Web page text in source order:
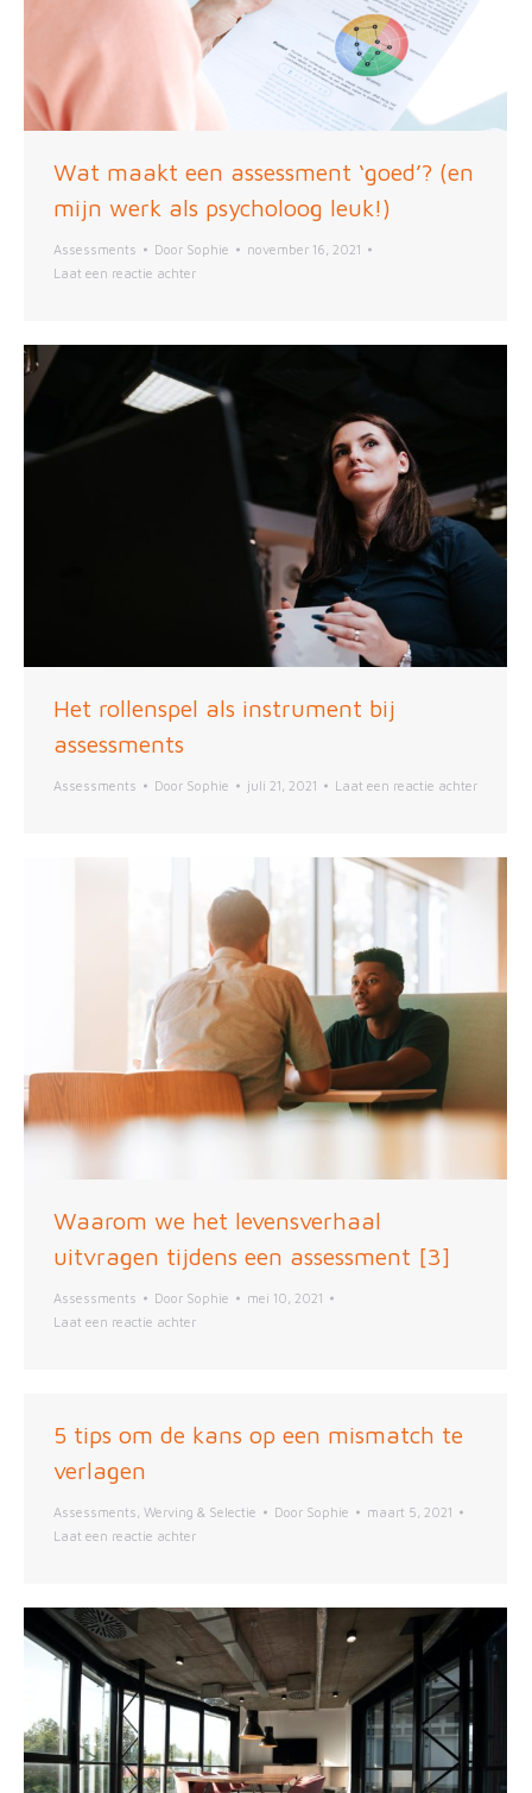
Wat maakt een assessment ‘goed’? (en
mijn werk als psycholoog leuk!)
Assessments Door Sophie
november 16, 2021
Laat een reactie achter
Het rollenspel als instrument bij
assessments
Assessments Door Sophie juli 21, 2021 Laat een reactie achter
Waarom we het levensverhaal
uitvragen tijdens een assessment [3]
Assessments Door Sophie
mei 10, 2021
Laat een reactie achter
5 tips om de kans op een mismatch te
verlagen
Assessments Werving & Selectie Door Sophie
maart 5, 2021
Laat een reactie achter